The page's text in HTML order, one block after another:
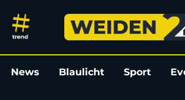
„Becoming Taylor
News Blaulicht Sport